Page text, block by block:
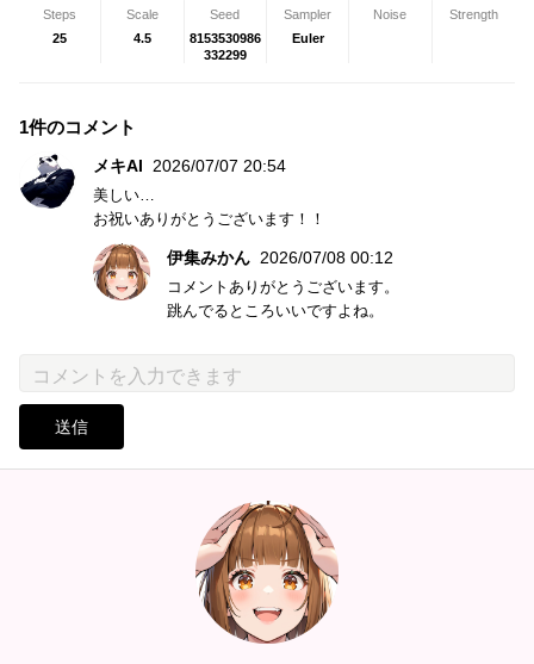
Steps
25
Scale
4.5
Seed
8153530986
332299
Sampler
Euler
Noise Strength
1件のコメント
メキAI 2026/07/07 20:54
美しい…
お祝いありがとうございます！！
伊集みかん 2026/07/08 00:12
コメントありがとうございます。
跳んでるところいいですよね。
送信